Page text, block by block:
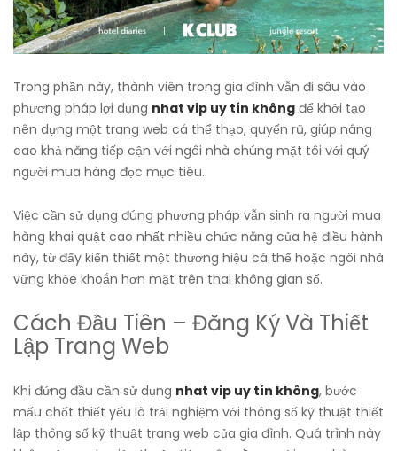
Trong phần này, thành viên trong gia đình vẫn đi sâu vào
phương pháp lợi dụng nhat vip uy tín không để khởi tạo
nên dựng một trang web cá thể thạo, quyến rũ, giúp nâng
cao khả năng tiếp cận với ngôi nhà chúng mặt tôi với quý
người mua hàng đọc mục tiêu.
Việc cần sử dụng đúng phương pháp vẫn sinh ra người mua
hàng khai quật cao nhất nhiều chức năng của hệ điều hành
này, từ đấy kiến thiết một thương hiệu cá thể hoặc ngôi nhà
vững khỏe khoắn hơn mặt trên thai không gian số.
Cách Đầu Tiên – Đăng Ký Và Thiết
Lập Trang Web
Khi đứng đầu cần sử dụng nhat vip uy tín không, bước
mấu chốt thiết yếu là trải nghiệm với thông số kỹ thuật thiết
lập thông số kỹ thuật trang web của gia đình. Quá trình này